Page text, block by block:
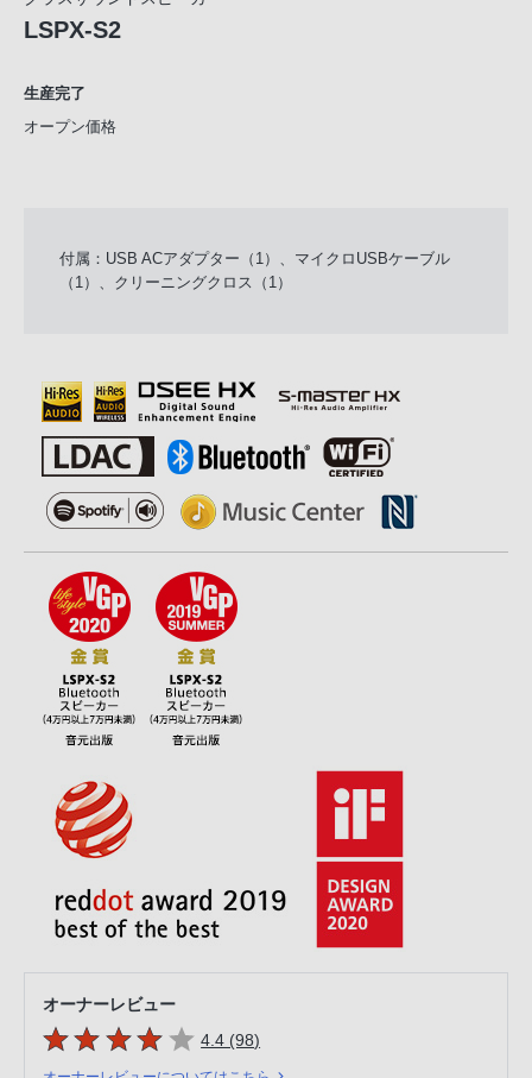
LSPX-S2
生産完了
オープン価格
付属：USB ACアダプター（1）、マイクロUSBケーブル
（1）、クリーニングクロス（1）
オーナーレビュー
5つの星のうち
4.4 (98件のレビュー
)